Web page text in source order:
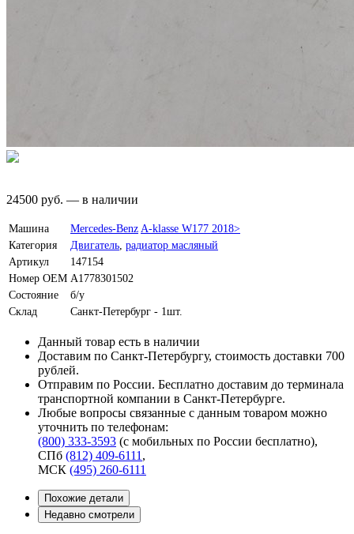
24500 руб. — в наличии
Машина Mercedes-Benz A-klasse W177 2018>
Категория
Двигатель радиатор масляный
Артикул
147154
Номер OEM A1778301502
Состояние
б/у
Склад
Санкт-Петербург - 1шт.
Данный товар есть в наличии
Доставим по Санкт-Петербургу, стоимость доставки 700
рублей.
Отправим по России. Бесплатно доставим до терминала
транспортной компании в Санкт-Петербурге.
Любые вопросы связанные с данным товаром можно
уточнить по телефонам:
(800) 333-3593 (с мобильных по России бесплатно),
СПб (812) 409-6111 ,
МСК (495) 260-6111
Похожие детали
Недавно смотрели